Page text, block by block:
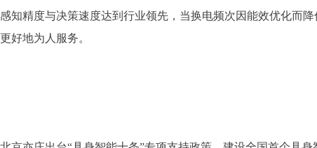
知精度与决策速度达到行业领先，当换电频次因能效优化而
好地为人服务。